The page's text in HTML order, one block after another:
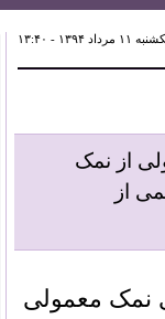
۱۳:۴۰
از نمک
از
معمولی